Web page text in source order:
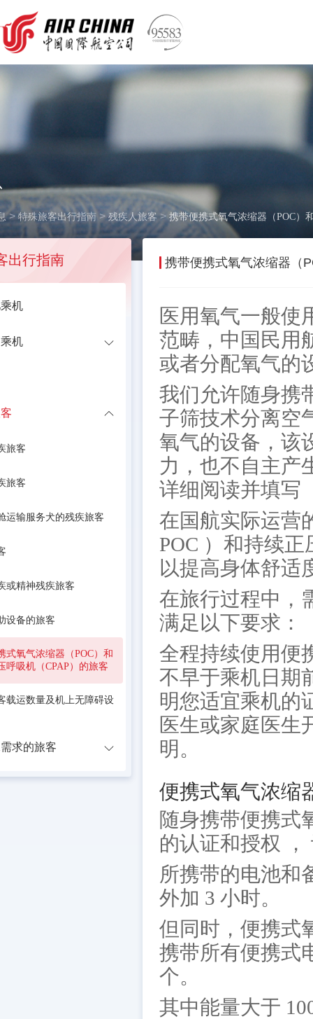
> 特殊旅客出行指南 >残疾人旅客 > 携带便携式氧气浓缩器（POC）
出行指南
机
机
旅客
旅客
运输服务犬的残疾旅客
或精神残疾旅客
设备的旅客
式氧气浓缩器（POC）和
呼吸机（CPAP）的旅客
载运数量及机上无障碍设
求的旅客
携带便携式氧气浓缩器（
医用氧气一般使
范畴，中国民用
或者分配氧气的
我们允许随身携
子筛技术分离空
氧气的设备，该
力，也不自主产
详细阅读并填写
在国航实际运营
POC ）和持续
以提高身体舒适
在旅行过程中，
满足以下要求：
全程持续使用便
不早于乘机日期
明您适宜乘机的
医生或家庭医生
明。
便携式氧气浓缩
随身携带便携式
的认证和授权
所携带的电池和
外加 3 小时。
但同时，便携式
携带所有便携式
个。
其中能量大于